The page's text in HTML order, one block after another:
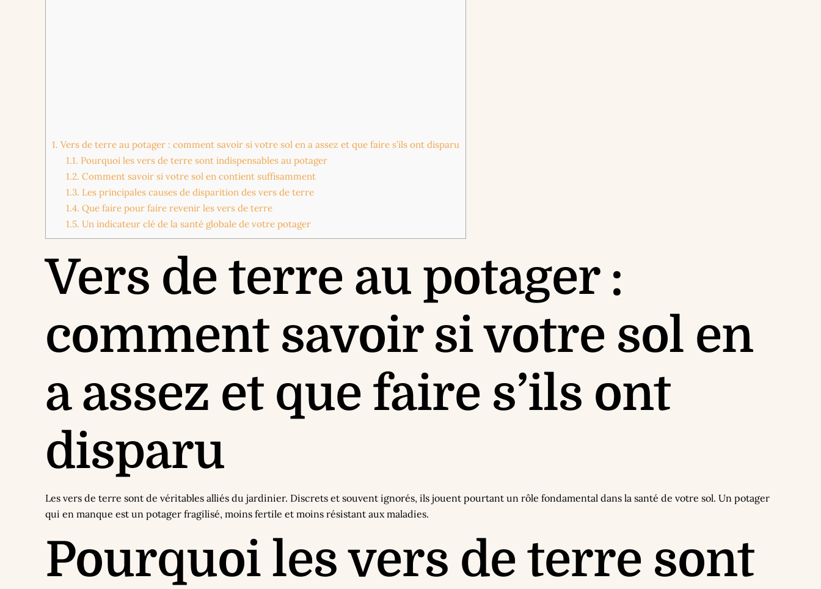
1. Vers de terre au potager : comment savoir si votre sol en a assez et que faire s’ils ont disparu
1.1. Pourquoi les vers de terre sont indispensables au potager
1.2. Comment savoir si votre sol en contient suffisamment
1.3. Les principales causes de disparition des vers de terre
1.4. Que faire pour faire revenir les vers de terre
1.5. Un indicateur clé de la santé globale de votre potager
Vers de terre au potager :
comment savoir si votre sol en
a assez et que faire s’ils ont
disparu
Les vers de terre sont de véritables alliés du jardinier. Discrets et souvent ignorés, ils jouent pourtant un rôle fondamental dans la santé de votre sol. Un potager
qui en manque est un potager fragilisé, moins fertile et moins résistant aux maladies.
Pourquoi les vers de terre sont